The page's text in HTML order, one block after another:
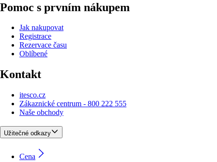
Pomoc s prvním nákupem
Jak nakupovat
Registrace
Rezervace času
Oblíbené
Kontakt
itesco.cz
Zákaznické centrum - 800 222 555
Naše obchody
Užitečné odkazy
Cena